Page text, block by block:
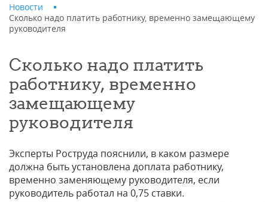
Новости
Сколько надо платить работнику, временно замещающему
руководителя
Сколько надо платить
работнику, временно
замещающему
руководителя
Эксперты Роструда пояснили, в каком размере
должна быть установлена доплата работнику,
временно заменяющему руководителя, если
руководитель работал на 0,75 ставки.